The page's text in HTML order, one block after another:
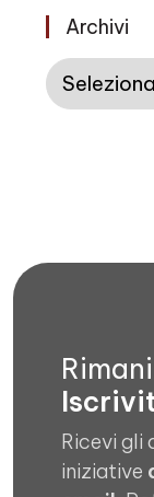
Archivi
Archivi
Ricevi gli
iniziative